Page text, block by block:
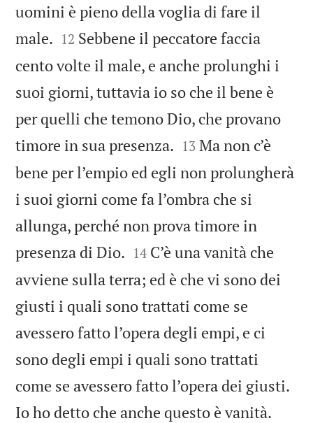
uomini è pieno della voglia di fare il
male. 

12 Sebbene il peccatore faccia
cento volte il male, e anche prolunghi i
suoi giorni, tuttavia io so che il bene è
per quelli che temono Dio, che provano
timore in sua presenza. 

13 Ma non c’è
bene per l’empio ed egli non prolungherà
i suoi giorni come fa l’ombra che si
allunga, perché non prova timore in
presenza di Dio. 

14 C’è una vanità che
avviene sulla terra; ed è che vi sono dei
giusti i quali sono trattati come se
avessero fatto l’opera degli empi, e ci
sono degli empi i quali sono trattati
come se avessero fatto l’opera dei giusti.
Io ho detto che anche questo è vanità.